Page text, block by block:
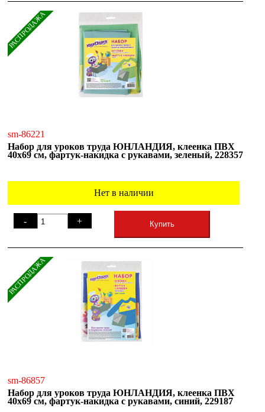
РАСПРОДАЖА
sm-86221
Набор для уроков труда ЮНЛАНДИЯ, клеенка ПВХ
40x69 см, фартук-накидка с рукавами, зеленый, 228357
Нет в наличии
- + Купить
РАСПРОДАЖА
sm-86857
Набор для уроков труда ЮНЛАНДИЯ, клеенка ПВХ
40x69 см, фартук-накидка с рукавами, синий, 229187